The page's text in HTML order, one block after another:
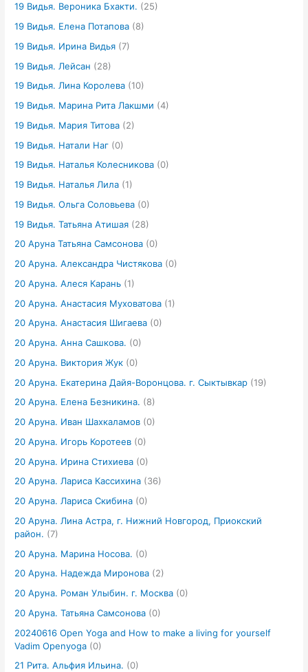
19 Видья. Вероника Бхакти. (25)
19 Видья. Елена Потапова (8)
19 Видья. Ирина Видья (7)
19 Видья. Лейсан (28)
19 Видья. Лина Королева (10)
19 Видья. Марина Рита Лакшми (4)
19 Видья. Мария Титова (2)
19 Видья. Натали Наг (0)
19 Видья. Наталья Колесникова (0)
19 Видья. Наталья Лила (1)
19 Видья. Ольга Соловьева (0)
19 Видья. Татьяна Атишая (28)
20 Аруна Татьяна Самсонова (0)
20 Аруна. Александра Чистякова (0)
20 Аруна. Алеся Карань (1)
20 Аруна. Анастасия Муховатова (1)
20 Аруна. Анастасия Шигаева (0)
20 Аруна. Анна Сашкова. (0)
20 Аруна. Виктория Жук (0)
20 Аруна. Екатерина Дайя-Воронцова. г. Сыктывкар (19)
20 Аруна. Елена Безникина. (8)
20 Аруна. Иван Шахкаламов (0)
20 Аруна. Игорь Коротеев (0)
20 Аруна. Ирина Стихиева (0)
20 Аруна. Лариса Кассихина (36)
20 Аруна. Лариса Скибина (0)
20 Аруна. Лина Астра, г. Нижний Новгород, Приокский
район. (7)
20 Аруна. Марина Носова. (0)
20 Аруна. Надежда Миронова (2)
20 Аруна. Роман Улыбин. г. Москва (0)
20 Аруна. Татьяна Самсонова (0)
20240616 Open Yoga and How to make a living for yourself
Vadim Openyoga (0)
21 Рита. Альфия Ильина. (0)